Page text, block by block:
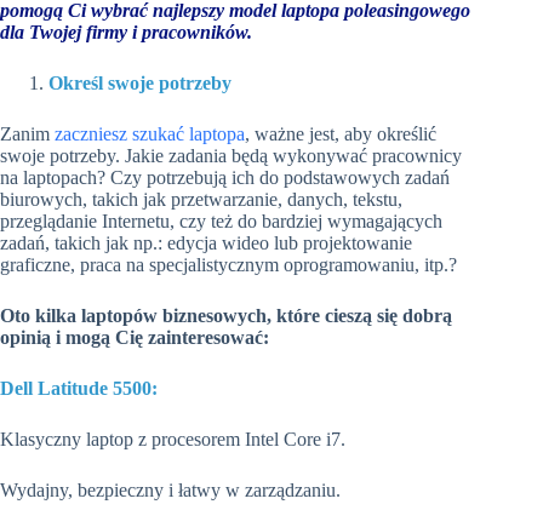
pomogą Ci wybraćnajlepszy model laptopa poleasingowego
dla Twojej firmy i pracowników.
Określ swoje potrzeby
Zanim zaczniesz szukać laptopa, ważne jest, aby określić
swoje potrzeby. Jakie zadania będą wykonywać pracownicy
na laptopach? Czy potrzebują ich do podstawowych zadań
biurowych, takich jak przetwarzanie, danych, tekstu,
przeglądanie Internetu, czy też do bardziej wymagających
zadań, takich jak np.: edycja wideo lub projektowanie
graficzne, praca na specjalistycznym oprogramowaniu, itp.?
Oto kilka laptopów biznesowych, które cieszą się dobrą
opinią i mogą Cię zainteresować:
Dell Latitude 5500:
Klasyczny laptop z procesorem Intel Core i7.
Wydajny, bezpieczny i łatwy w zarządzaniu.